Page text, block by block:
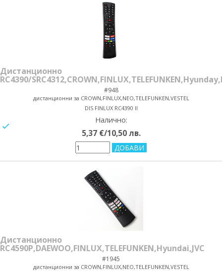
Дистанционно
RC4390/
#948
дистанционни за CROWN,FINLUX,NEO,TELEFUNKEN,VESTEL
DIS FINLUX RC4390 II
Налично:
5,37 €/10,50 лв.
Дистанционно
RC4590P,DAEWOO,FINLUX,TELEFUNKEN,Hyundai,JVC
#1945
дистанционни за CROWN,FINLUX,NEO,TELEFUNKEN,VESTEL